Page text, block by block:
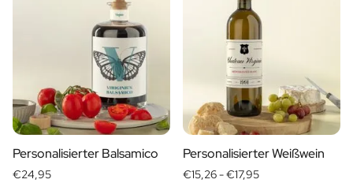
Personalisierter Balsamico
€24,95
Personalisierter Weißwein
€15,26 -€17,95